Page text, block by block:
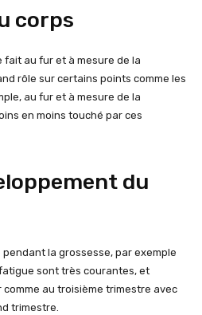
corps
fait au fur et à mesure de la
rôle sur certains points comme les
au fur et à mesure de la
en moins touché par ces
du
la grossesse, par exemple
sont très courantes, et
au troisième trimestre avec
trimestre.